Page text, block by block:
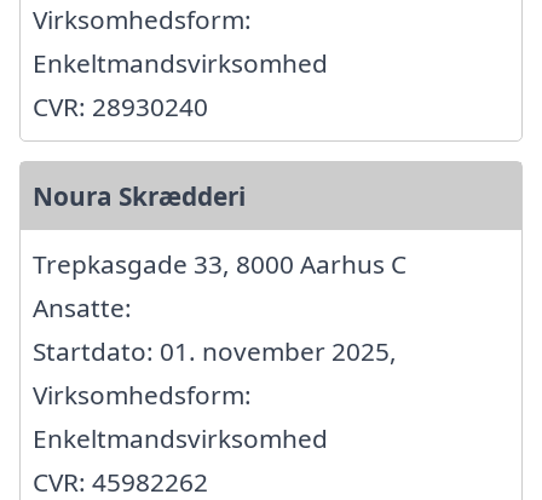
Virksomhedsform:
Enkeltmandsvirksomhed
CVR: 28930240
Noura Skrædderi
Trepkasgade 33, 8000 Aarhus C
Ansatte:
Startdato: 01. november 2025,
Virksomhedsform:
Enkeltmandsvirksomhed
CVR: 45982262